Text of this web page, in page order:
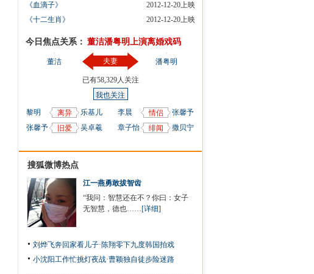
《血滴子》
2012-12-20上映
《十二生肖》
2012-12-20上映
今日焦点关系： 董洁潘粤明上演离婚戏码
董洁 夫妻
已有58,329人关注
我也关注
潘粤明
黎明 离异
乐基儿
张馨予
旧爱 吴卓羲
李晨 情侣
张馨予
章子怡
绯闻 撒贝宁
搜狐微博热点
江一燕勇敢拔智齿
“我问：智慧还在不？你曰：女子
无智慧，德也……[详细]
刘烨飞奔回家看儿子·陈翔零下九度韩国拍戏
小沈阳工作忙挑灯夜战·曹颖独自徒步险迷路